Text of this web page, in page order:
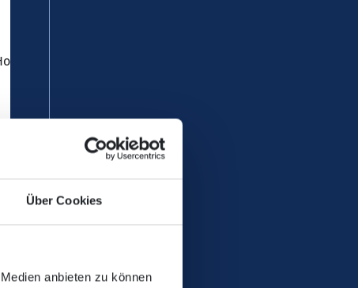
Über Cookies
anbieten zu können
von der Martin-Luther-